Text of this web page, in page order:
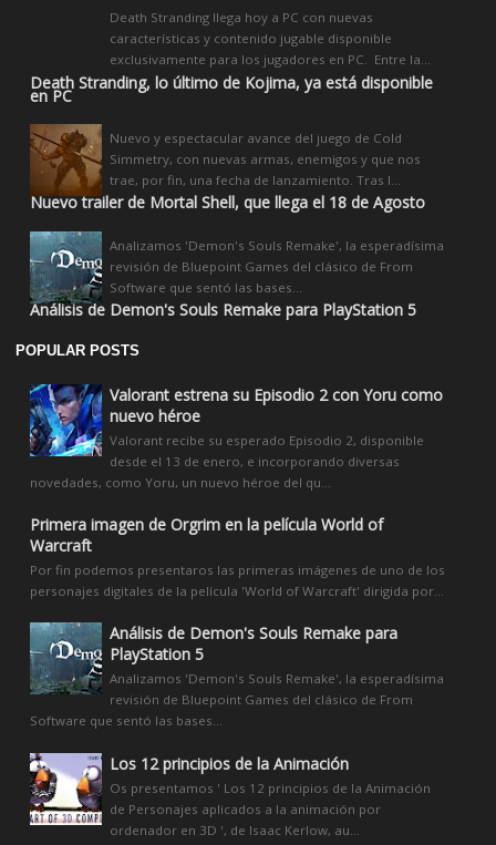
Death Stranding, lo último de Kojima, ya está disponible
en PC
Death Stranding llega hoy a PC con nuevas
características y contenido jugable disponible
exclusivamente para los jugadores en PC. Entre la...
Nuevo trailer de Mortal Shell, que llega el 18 de Agosto
Nuevo y espectacular avance del juego de Cold
Simmetry, con nuevas armas, enemigos y que nos
trae, por fin, una fecha de lanzamiento. Tras l...
Análisis de Demon's Souls Remake para PlayStation 5
Analizamos 'Demon's Souls Remake', la esperadísima
revisión de Bluepoint Games del clásico de From
Software que sentó las bases...
POPULAR POSTS
Valorant estrena su Episodio 2 con Yoru como
nuevo héroe
Valorant recibe su esperado Episodio 2, disponible
desde el 13 de enero, e incorporando diversas
novedades, como Yoru, un nuevo héroe del qu...
Primera imagen de Orgrim en la película World of
Warcraft
Por fin podemos presentaros las primeras imágenes de uno de los
personajes digitales de la película 'World of Warcraft' dirigida por...
Análisis de Demon's Souls Remake para
PlayStation 5
Analizamos 'Demon's Souls Remake', la esperadísima
revisión de Bluepoint Games del clásico de From
Software que sentó las bases...
Los 12 principios de la Animación
Os presentamos ' Los 12 principios de la Animación
de Personajes aplicados a la animación por
ordenador en 3D ', de Isaac Kerlow, au...